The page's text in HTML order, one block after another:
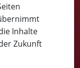
Inhalte
Zukunft